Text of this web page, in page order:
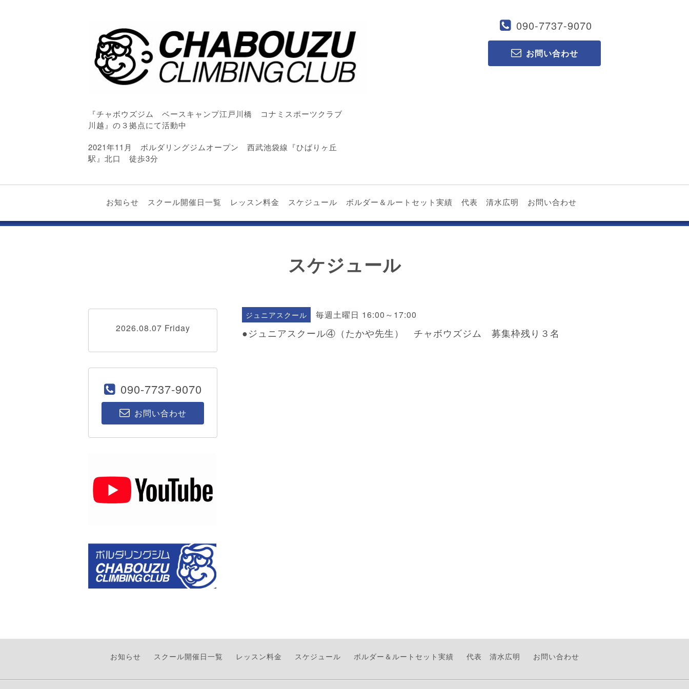
090-7737-9070
お問い合わせ
『チャボウズジム ベースキャンプ江戸川橋 コナミスポーツクラブ
川越』の３拠点にて活動中
2021年11月 ボルダリングジムオープン 西武池袋線『ひばりヶ丘
駅』北口 徒歩3分
お知らせ スクール開催日一覧 レッスン料金 スケジュール ボルダー＆ルートセット実績 代表 清水広明 お問い合わせ
スケジュール
ジュニアスクール 毎週土曜日 16:00～17:00
●ジュニアスクール④（たかや先生） チャボウズジム 募集枠残り３名
2026.08.07 Friday
090-7737-9070
お問い合わせ
お知らせ スクール開催日一覧 レッスン料金 スケジュール ボルダー＆ルートセット実績 代表 清水広明 お問い合わせ